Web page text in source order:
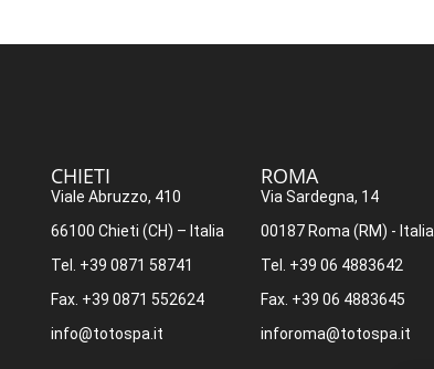
CHIETI​
Viale Abruzzo, 410
66100 Chieti (CH) – Italia
Tel. +39 0871 58741
Fax. +39 0871 552624
info@totospa.it
ROMA​
Via Sardegna, 14
00187 Roma (RM) - Italia
Tel. +39 06 4883642
Fax. +39 06 4883645
inforoma@totospa.it